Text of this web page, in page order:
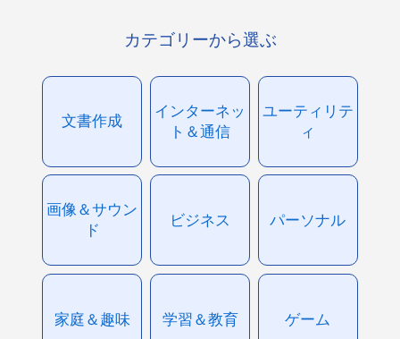
カテゴリーから選ぶ
文書作成
インターネッ
ト＆通信
ユーティリテ
ィ
画像＆サウン
ド
ビジネス パーソナル
家庭＆趣味 学習＆教育 ゲーム